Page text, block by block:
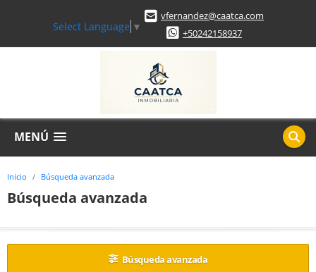
Select Language ▼
vfernandez@caatca.com
+50242158937
MENÚ
Inicio Búsqueda avanzada
Búsqueda avanzada
Búsqueda avanzada